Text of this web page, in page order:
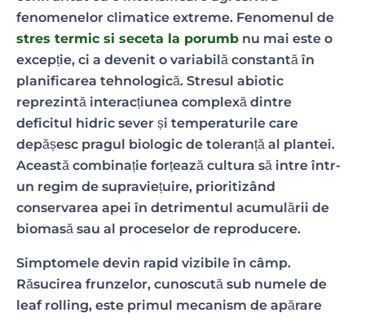
fenomenelor climatice extreme. Fenomenul de
stres termic si seceta la porumb nu mai este o
excepție, ci a devenit o variabilă constantă în
planificarea tehnologică. Stresul abiotic
reprezintă interacțiunea complexă dintre
deficitul hidric sever și temperaturile care
depășesc pragul biologic de toleranță al plantei.
Această combinație forțează cultura să intre într-
un regim de supraviețuire, prioritizând
conservarea apei în detrimentul acumulării de
biomasă sau al proceselor de reproducere.
Simptomele devin rapid vizibile în câmp.
Răsucirea frunzelor, cunoscută sub numele de
leaf rolling, este primul mecanism de apărare